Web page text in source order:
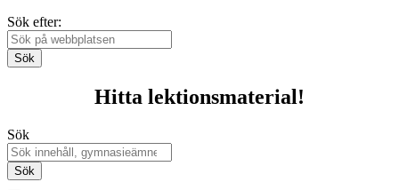
Sök efter:
Sök
Hitta lektionsmaterial!
Sök
Sök